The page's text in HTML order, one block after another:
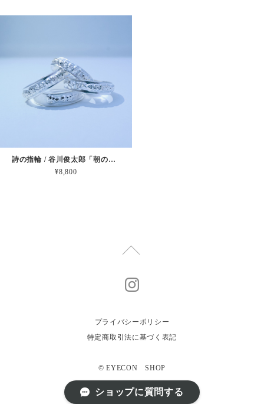
詩の指輪 / 谷川俊太郎「朝のリレー」
¥8,800
プライバシーポリシー
特定商取引法に基づく表記
© EYECON SHOP
ショップに質問する